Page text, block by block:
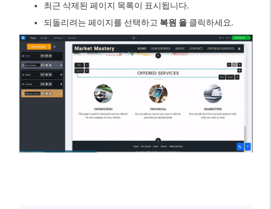
최근 삭제된 페이지 목록이 표시됩니다.
되돌리려는 페이지를 선택하고 복원 을 클릭하세요.